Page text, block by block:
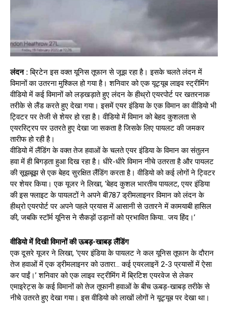
लंदन : ब्रिटेन इस वक्त यूनिस तूफान से जूझ रहा है। इसके चलते लंदन में
विमानों का उतरना मुश्किल हो गया है। शनिवार को एक यूट्यूब लाइव स्ट्रीमिंग
वीडियो में कई विमानों को लड़खड़ाते हुए लंदन के हीथ्रो एयरपोर्ट पर खतरनाक
तरीके से लैंड करते हुए देखा गया। इसमें एयर इंडिया के एक विमान का वीडियो भी
ट्विटर पर तेजी से शेयर हो रहा है। वीडियो में विमान को बेहद कुशलता से
एयरस्ट्रिप पर उतरते हुए देखा जा सकता है जिसके लिए पायलट की जमकर
तारीफ हो रही है।
वीडियो में लैंडिंग के वक्त तेज हवाओं के चलते एयर इंडिया के विमान का संतुलन
हवा में ही बिगड़ता हुआ दिख रहा है। धीरे-धीरे विमान नीचे उतरता है और पायलट
की सूझबूझ से एक बेहद सुरक्षित लैंडिंग करता है। वीडियो को कई लोगों ने ट्विटर
पर शेयर किया। एक यूजर ने लिखा, ‘बेहद कुशल भारतीय पायलट, एयर इंडिया
की इस फ्लाइट के पायलटों ने अपने बी787 ड्रीमलाइनर विमान को लंदन के
हीथ्रो एयरपोर्ट पर अपने पहले प्रयास में आसानी से उतारने में कामयाबी हासिल
की, जबकि स्टॉर्म यूनिस ने सैकड़ों उड़ानों को प्रभावित किया.. जय हिंद।’
वीडियो में दिखी विमानों की ऊबड़-खाबड़ लैंडिंग
एक दूसरे यूजर ने लिखा, ‘एयर इंडिया के पायलट ने कल यूनिस तूफान के दौरान
तेज हवाओं में एक ड्रीमलाइनर को उतारा… कई एयरलाइनें 2-3 प्रयासों में ऐसा
कर पाईं।’ शनिवार को एक लाइव स्ट्रीमिंग में ब्रिटिश एयरवेज से लेकर
एमाइरेट्स के कई विमानों को तेज तूफानी हवाओं के बीच ऊबड़-खाबड़ तरीके से
नीचे उतरते हुए देखा गया। इस वीडियो को लाखों लोगों ने यूट्यूब पर देखा था।